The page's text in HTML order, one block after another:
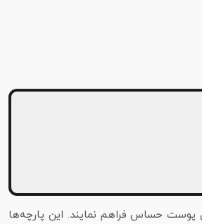
پوست حساس فراهم نمایند. این پارچه‌ها